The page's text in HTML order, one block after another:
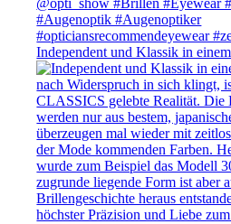
Independent und Klassik in